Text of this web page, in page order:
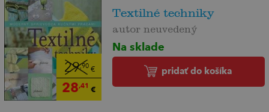
29,90€
28,41 €
Textilné techniky
autor neuvedený
Na sklade
pridať do košíka